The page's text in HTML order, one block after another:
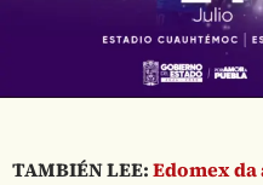
TAMBIÉN LEE:Edomex